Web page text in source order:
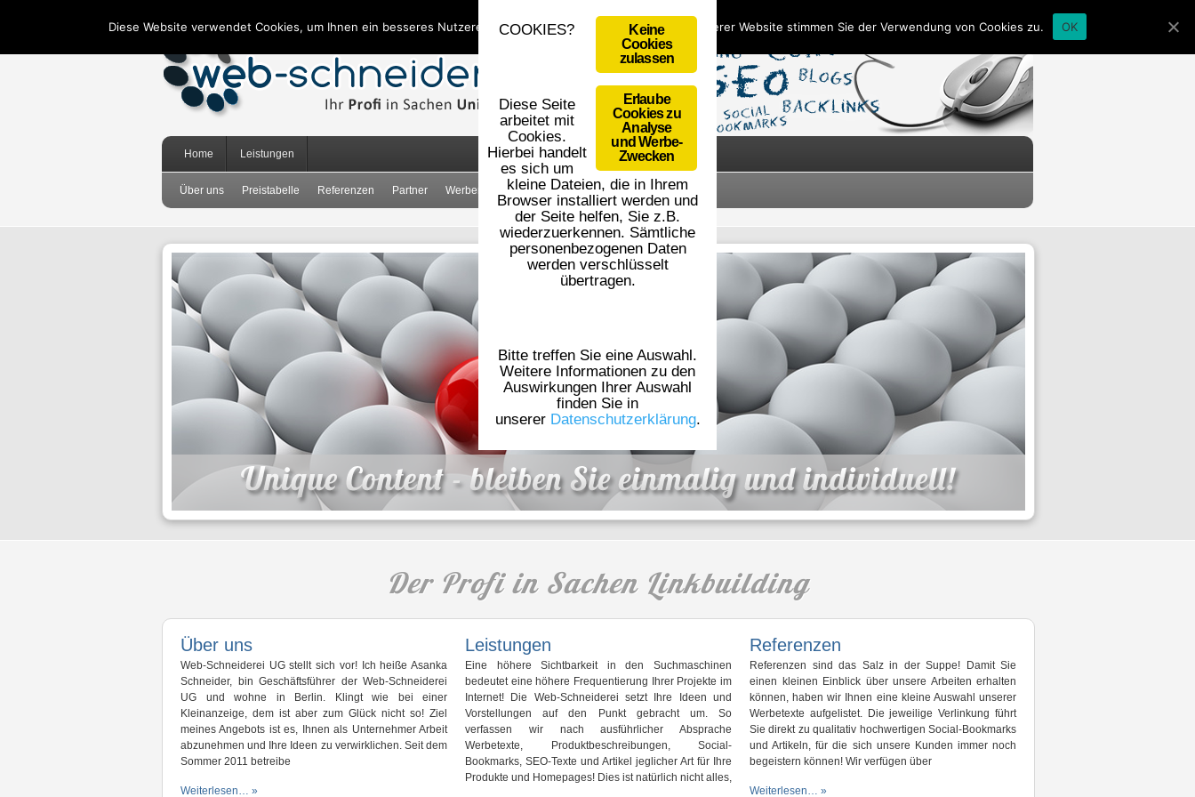
Home Leistungen
Über uns Preistabelle Referenzen Partner Werbemittel AGB Impressum Datenschutz
Der Profi in Sachen Linkbuilding
Über uns
Web-Schneiderei UG stellt sich vor! Ich heiße Asanka
Schneider, bin Geschäftsführer der Web-Schneiderei
UG und wohne in Berlin. Klingt wie bei einer
Kleinanzeige, dem ist aber zum Glück nicht so! Ziel
meines Angebots ist es, Ihnen als Unternehmer Arbeit
abzunehmen und Ihre Ideen zu verwirklichen. Seit dem
Sommer 2011 betreibe
Weiterlesen… »
Leistungen
Eine höhere Sichtbarkeit in den Suchmaschinen
bedeutet eine höhere Frequentierung Ihrer Projekte im
Internet! Die Web-Schneiderei setzt Ihre Ideen und
Vorstellungen auf den Punkt gebracht um. So
verfassen wir nach ausführlicher Absprache
Werbetexte, Produktbeschreibungen, Social-
Bookmarks, SEO-Texte und Artikel jeglicher Art für Ihre
Produkte und Homepages! Dies ist natürlich nicht alles,
Referenzen
Referenzen sind das Salz in der Suppe! Damit Sie
einen kleinen Einblick über unsere Arbeiten erhalten
können, haben wir Ihnen eine kleine Auswahl unserer
Werbetexte aufgelistet. Die jeweilige Verlinkung führt
Sie direkt zu qualitativ hochwertigen Social-Bookmarks
und Artikeln, für die sich unsere Kunden immer noch
begeistern können! Wir verfügen über
Weiterlesen… »
Diese Website verwendet Cookies, um Ihnen ein besseres Nutzererlebnis zu bieten. Durch die Nutzung unserer Website stimmen Sie der Verwendung von Cookies zu. OK
Keine
Cookies
zulassen
Erlaube
Cookies zu
Analyse
und Werbe-
Zwecken
COOKIES?
Diese Seite
arbeitet mit
Cookies.
Hierbei handelt
es sich um
kleine Dateien, die in Ihrem
Browser installiert werden und
der Seite helfen, Sie z.B.
wiederzuerkennen. Sämtliche
personenbezogenen Daten
werden verschlüsselt
übertragen.
Bitte treffen Sie eine Auswahl.
Weitere Informationen zu den
Auswirkungen Ihrer Auswahl
finden Sie in
unserer Datenschutzerklärung.